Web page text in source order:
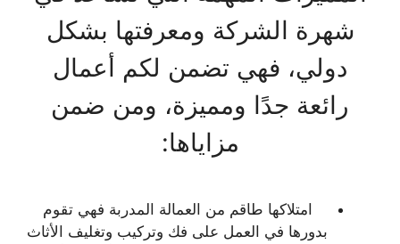
شهرة الشركة ومعرفتها بشكل
دولي، فهي تضمن لكم أعمال
رائعة جدًا ومميزة، ومن ضمن
مزاياها:
امتلاكها طاقم من العمالة المدربة فهي تقوم
بدورها في العمل على فك وتركيب وتغليف الأثاث